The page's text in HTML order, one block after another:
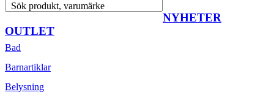
Sök produkt, varumärke
NYHETER
OUTLET
Bad
Barnartiklar
Belysning